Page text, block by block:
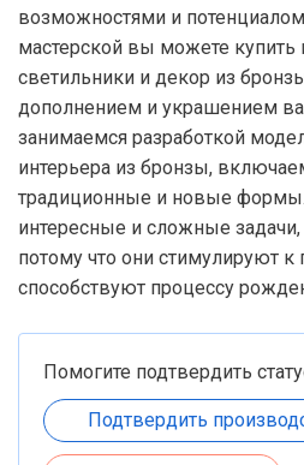
возможностями и
мастерской вы можете купить
светильники и декор из
дополнением и украшением
занимаемся разработкой
интерьера из бронзы,
традиционные и новые
интересные и сложные
потому что они стимулируют
способствуют процессу
Помогите подтвердить
Подтвердить